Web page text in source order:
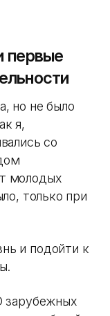
первые
но не было
я,
со
молодых
только при
и подойти к
зарубежных